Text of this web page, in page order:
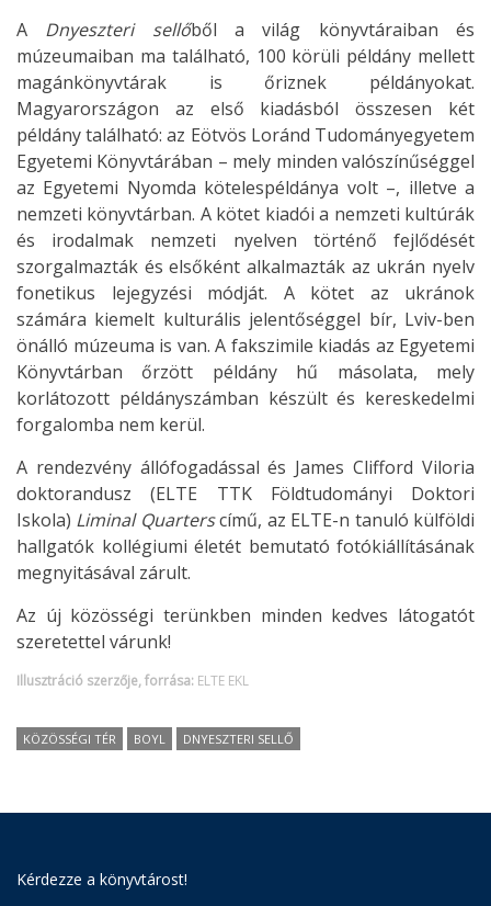
A Dnyeszteri sellőből a világ könyvtáraiban és
múzeumaiban ma található, 100 körüli példány mellett
magánkönyvtárak is őriznek példányokat.
Magyarországon az első kiadásból összesen két
példány található: az Eötvös Loránd Tudományegyetem
Egyetemi Könyvtárában – mely minden valószínűséggel
az Egyetemi Nyomda kötelespéldánya volt –, illetve a
nemzeti könyvtárban. A kötet kiadói a nemzeti kultúrák
és irodalmak nemzeti nyelven történő fejlődését
szorgalmazták és elsőként alkalmazták az ukrán nyelv
fonetikus lejegyzési módját. A kötet az ukránok
számára kiemelt kulturális jelentőséggel bír, Lviv-ben
önálló múzeuma is van. A fakszimile kiadás az Egyetemi
Könyvtárban őrzött példány hű másolata, mely
korlátozott példányszámban készült és kereskedelmi
forgalomba nem kerül.
A rendezvény állófogadással és James Clifford Viloria
doktorandusz (ELTE TTK Földtudományi Doktori
Iskola) Liminal Quarterscímű, az ELTE-n tanuló külföldi
hallgatók kollégiumi életét bemutató fotókiállításának
megnyitásával zárult.
Az új közösségi terünkben minden kedves látogatót
szeretettel várunk!
Illusztráció szerzője, forrása: ELTE EKL
KÖZÖSSÉGI TÉR BOYL DNYESZTERI SELLŐ
Kérdezze a könyvtárost!